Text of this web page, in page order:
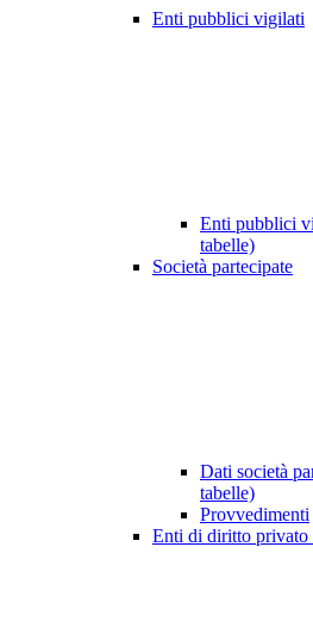
Enti pubblici vigilati
Enti pubblici
tabelle)
Società partecipate
Dati società
tabelle)
Provvedimenti
Enti di diritto privato